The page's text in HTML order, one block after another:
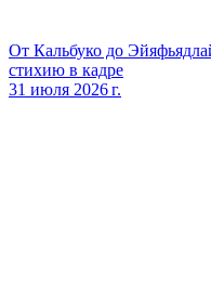
От Кальбуко до
стихию в кадре
31 июля 2026 г.